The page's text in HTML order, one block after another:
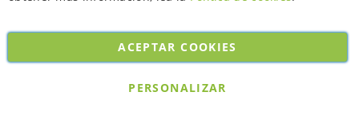
Copyright © 2026. All rights reserved. Powered byBobaly Partners.
ACEPTAR COOKIES
PERSONALIZAR